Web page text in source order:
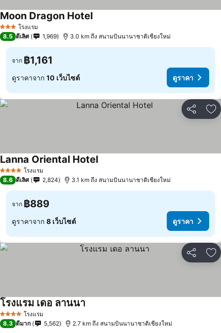
3 ดาว โรงแรม
Moon Dragon Hotel
8.5 ดีเลิศ 1,969 3.0 km ถึง สนามบินนานาชาติเชียงใหม่
จาก ฿1,161
ดูราคาจาก 10 เว็บไซต์ ดูราคา
แชร์ เ
4 ดาว โรงแรม
Lanna Oriental Hotel
8.6 ดีเลิศ 2,824 3.1 km ถึง สนามบินนานาชาติเชียงใหม่
จาก ฿889
ดูราคาจาก 8 เว็บไซต์ ดูราคา
แชร์ เ
4 ดาว โรงแรม
โรงแรม เดอ ลานนา
8.3 ดีมาก 5,562 2.7 km ถึง สนามบินนานาชาติเชียงใหม่